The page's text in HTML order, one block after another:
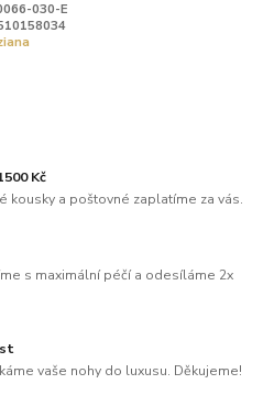
030-E
Kč
kousky a poštovné zaplatíme za vás.
s maximální péčí a odesíláme 2x
vaše nohy do luxusu. Děkujeme!